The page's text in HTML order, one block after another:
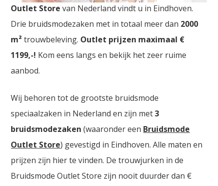
Outlet Store van Nederland vindt u in Eindhoven.
Drie bruidsmodezaken met in totaal meer dan 2000
m²trouwbeleving. Outlet prijzen maximaal €
1199,-! Kom eens langs en bekijk het zeer ruime
aanbod.
Wij behoren tot de grootste bruidsmode
speciaalzaken in Nederland en zijn met3
bruidsmodezaken (waaronder een Bruidsmode
Outlet Store) gevestigd in Eindhoven. Alle maten en
prijzen zijn hier te vinden. De trouwjurken in de
Bruidsmode Outlet Store zijn nooit duurder dan €